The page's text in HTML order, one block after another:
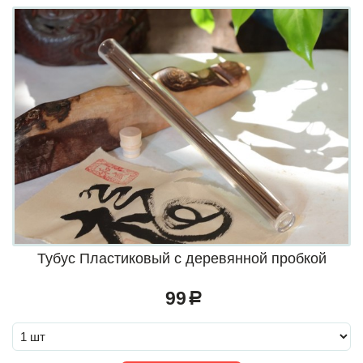
Тубус Пластиковый с деревянной пробкой
99 a